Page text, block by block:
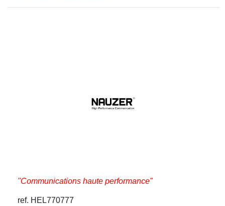
"Communications haute performance"
ref. HEL770777